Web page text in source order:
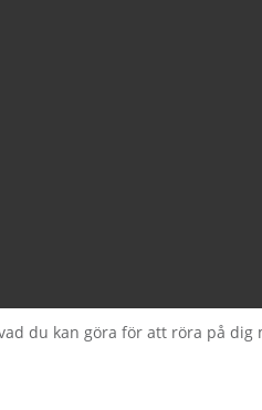
du kan göra för att röra på dig